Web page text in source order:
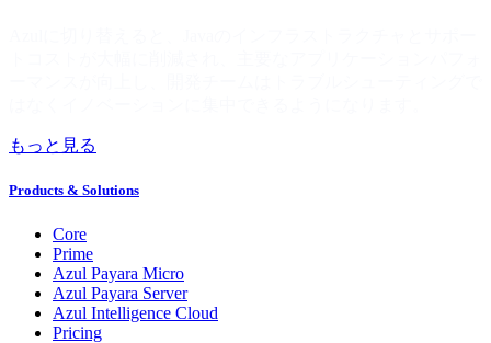
もっと見る
Products & Solutions
Core
Prime
Azul Payara Micro
Azul Payara Server
Azul Intelligence Cloud
Pricing